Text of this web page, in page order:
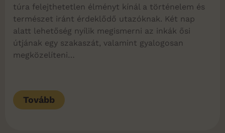
túra felejthetetlen élményt kínál a történelem és
természet iránt érdeklődő utazóknak. Két nap
alatt lehetőség nyílik megismerni az inkák ősi
útjának egy szakaszát, valamint gyalogosan
megközelíteni…
Tovább